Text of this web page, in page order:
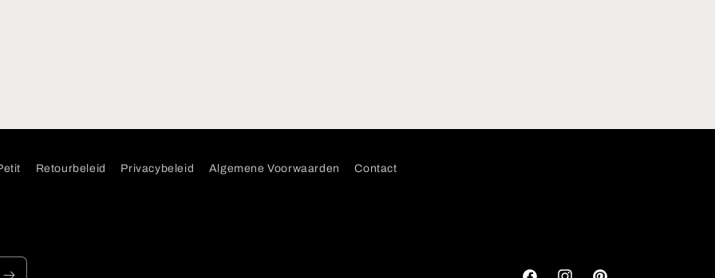
Retourbeleid Privacybeleid Algemene Voorwaarden Contact